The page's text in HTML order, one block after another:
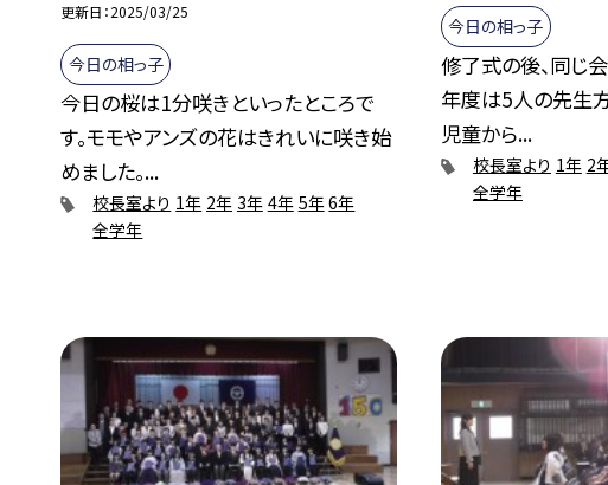
更新日 2025/03/25
今日の相っ子
今日の桜は1分咲きといったところで
す。モモやアンズの花はきれいに咲き始
めました。...
校長室より 1年 2年 3年 4年 5年6年
全学年
今日の相っ子
修了式の後、同じ
年度は5人の先生
児童から...
校長室より 1年 2
全学年